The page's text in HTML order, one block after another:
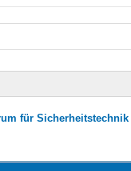
für Sicherheitstechnik